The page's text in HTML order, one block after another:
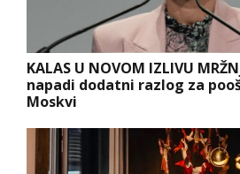
KALAS U NOVOM IZLIVU
napadi dodatni razlog za
Moskvi